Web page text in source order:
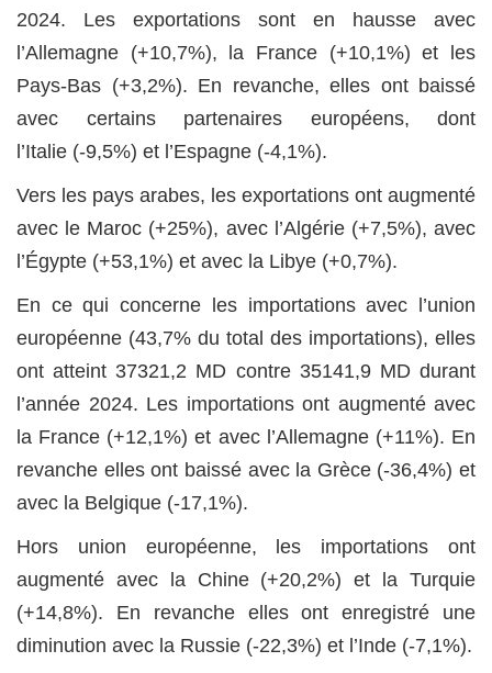
2024. Les exportations sont en hausse avec
l’Allemagne (+10,7%), la France (+10,1%) et les
Pays-Bas (+3,2%). En revanche, elles ont baissé
avec certains partenaires européens, dont
l’Italie (-9,5%) et l’Espagne (-4,1%).
Vers les pays arabes, les exportations ont augmenté
avec le Maroc (+25%), avec l’Algérie (+7,5%), avec
l’Égypte (+53,1%) et avec la Libye (+0,7%).
En ce qui concerne les importations avec l’union
européenne (43,7% du total des importations), elles
ont atteint 37321,2 MD contre 35141,9 MD durant
l’année 2024. Les importations ont augmenté avec
la France (+12,1%) et avec l’Allemagne (+11%). En
revanche elles ont baissé avec la Grèce (-36,4%) et
avec la Belgique (-17,1%).
Hors union européenne, les importations ont
augmenté avec la Chine (+20,2%) et la Turquie
(+14,8%). En revanche elles ont enregistré une
diminution avec la Russie (-22,3%) et l’Inde (-7,1%).